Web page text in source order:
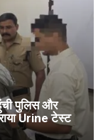
पुलिस और
Urine टेस्ट